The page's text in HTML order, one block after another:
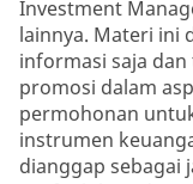
Investment
lainnya. Materi ini
informasi saja
promosi dalam
permohonan
instrumen
dianggap sebagai